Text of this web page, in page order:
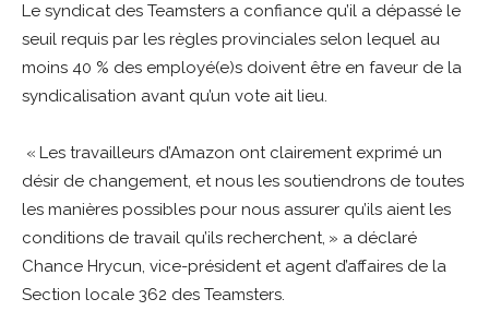
Le syndicat des Teamsters a confiance qu’il a dépassé le
seuil requis par les règles provinciales selon lequel au
moins 40 % des employé(e)s doivent être en faveur de la
syndicalisation avant qu’un vote ait lieu.
« Les travailleurs d’Amazon ont clairement exprimé un
désir de changement, et nous les soutiendrons de toutes
les manières possibles pour nous assurer qu’ils aient les
conditions de travail qu’ils recherchent, » a déclaré
Chance Hrycun, vice-président et agent d’affaires de la
Section locale 362 des Teamsters.